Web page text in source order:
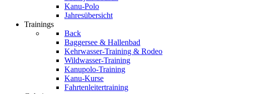
Kanu-Polo
Jahresübersicht
Trainings
Back
Baggersee & Hallenbad
Kehrwasser-Training & Rodeo
Wildwasser-Training
Kanupolo-Training
Kanu-Kurse
Fahrtenleitertraining